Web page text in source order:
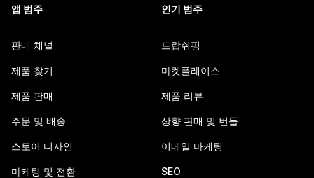
앱 범주
판매 채널
제품 찾기
제품 판매
주문 및 배송
스토어 디자인
마케팅 및 전환
인기 범주
드랍쉬핑
마켓플레이스
제품 리뷰
상향 판매 및 번들
이메일 마케팅
SEO